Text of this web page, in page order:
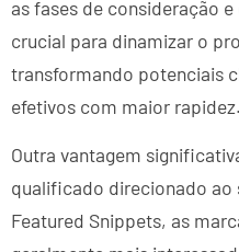
as fases de consideração
crucial para dinamizar o
transformando potenciais
efetivos com maior rapidez.
Outra vantagem
qualificado direcionado ao
Featured Snippets, as